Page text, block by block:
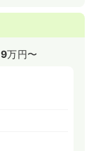
万円〜